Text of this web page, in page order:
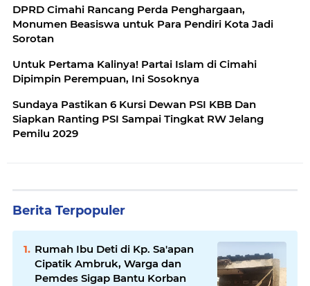
DPRD Cimahi Rancang Perda Penghargaan,
Monumen Beasiswa untuk Para Pendiri Kota Jadi
Sorotan
Untuk Pertama Kalinya! Partai Islam di Cimahi
Dipimpin Perempuan, Ini Sosoknya
Sundaya Pastikan 6 Kursi Dewan PSI KBB Dan
Siapkan Ranting PSI Sampai Tingkat RW Jelang
Pemilu 2029
Berita Terpopuler
Rumah Ibu Deti di Kp. Sa'apan
Cipatik Ambruk, Warga dan
Pemdes Sigap Bantu Korban